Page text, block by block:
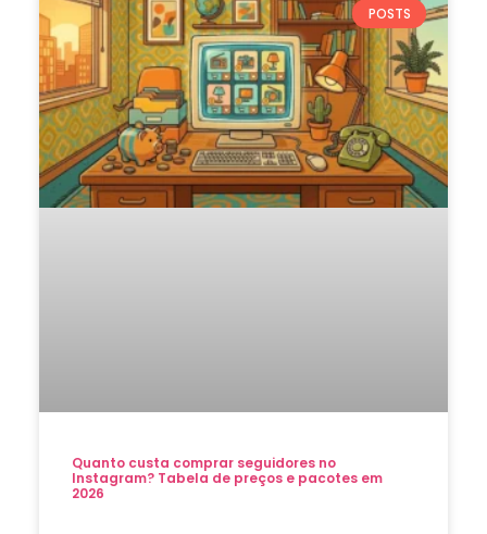
POSTS
Quanto custa comprar seguidores no
Instagram? Tabela de preços e pacotes em
2026